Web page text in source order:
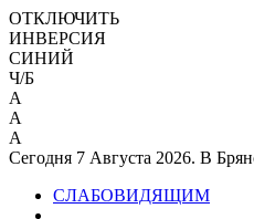
ОТКЛЮЧИТЬ
ИНВЕРСИЯ
СИНИЙ
Ч/Б
A
A
A
Сегодня 7 Августа 2026. В
СЛАБОВИДЯЩИМ